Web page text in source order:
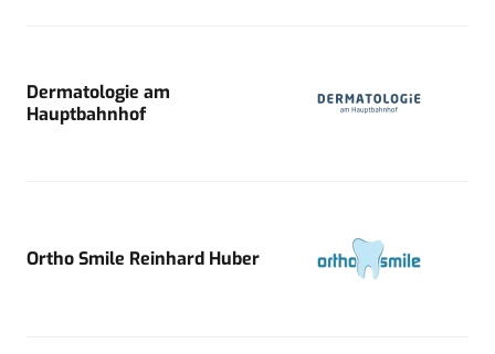
Dermatologie am
Hauptbahnhof
Ortho Smile Reinhard Huber